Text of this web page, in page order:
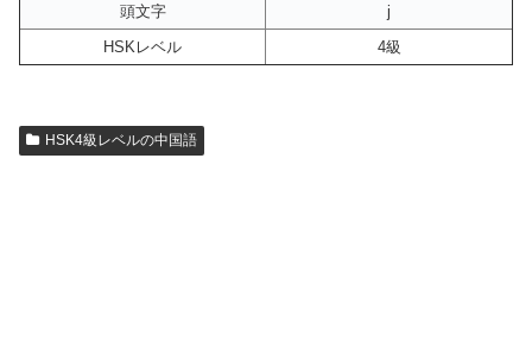
頭文字
j
HSKレベル
4級
HSK4級レベルの中国語